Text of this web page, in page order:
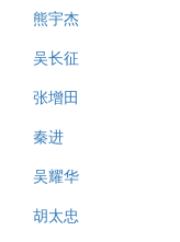
熊宇杰
吴长征
张增田
秦进
吴耀华
胡太忠